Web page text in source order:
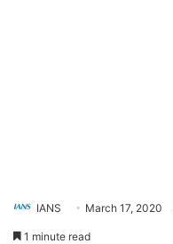
IANS March 17, 2020
1 minute read